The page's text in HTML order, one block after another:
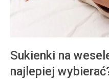
Sukienki na
najlepiej